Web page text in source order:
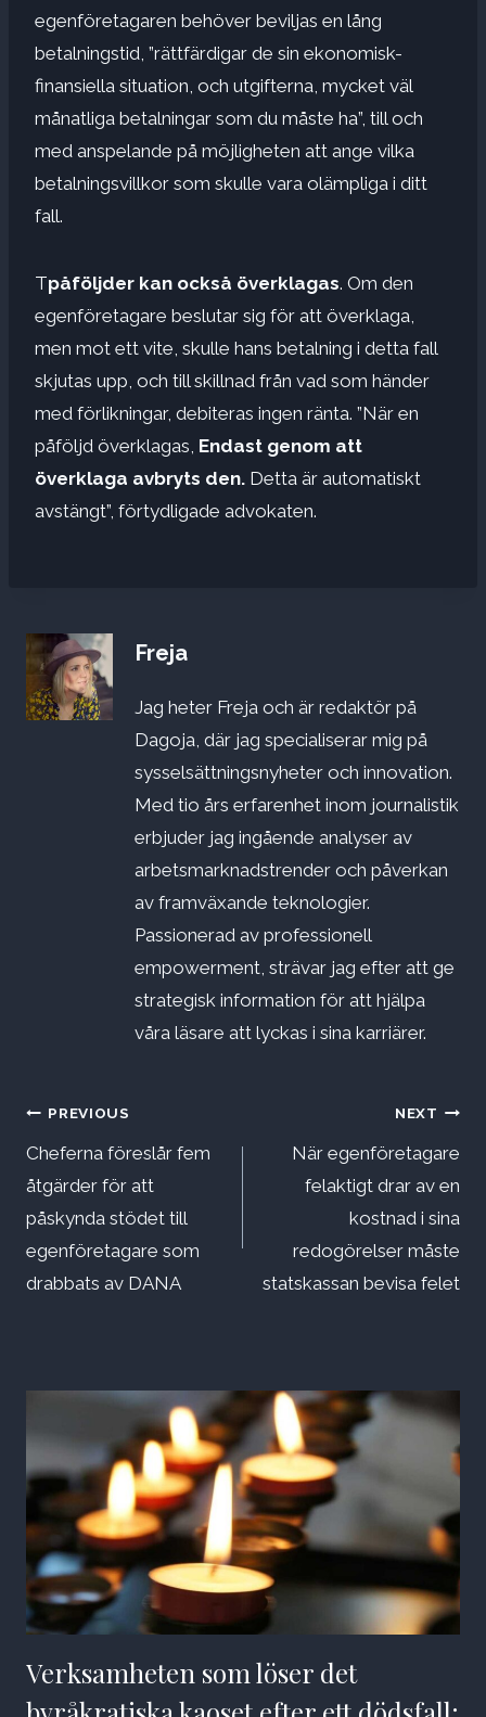
egenföretagaren behöver beviljas en lång
betalningstid, ”rättfärdigar de sin ekonomisk-
finansiella situation, och utgifterna, mycket väl
månatliga betalningar som du måste ha”, till och
med anspelande på möjligheten att ange vilka
betalningsvillkor som skulle vara olämpliga i ditt
fall.
Tpåföljder kan också överklagas. Om den
egenföretagare beslutar sig för att överklaga,
men mot ett vite, skulle hans betalning i detta fall
skjutas upp, och till skillnad från vad som händer
med förlikningar, debiteras ingen ränta. ”När en
påföljd överklagas, Endast genom att
överklaga avbryts den. Detta är automatiskt
avstängt”, förtydligade advokaten.
Freja
Jag heter Freja och är redaktör på
Dagoja, där jag specialiserar mig på
sysselsättningsnyheter och innovation.
Med tio års erfarenhet inom journalistik
erbjuder jag ingående analyser av
arbetsmarknadstrender och påverkan
av framväxande teknologier.
Passionerad av professionell
empowerment, strävar jag efter att ge
strategisk information för att hjälpa
våra läsare att lyckas i sina karriärer.
Inläggsnavigering
PREVIOUS
Cheferna föreslår fem
åtgärder för att
påskynda stödet till
egenföretagare som
drabbats av DANA
NEXT
När egenföretagare
felaktigt drar av en
kostnad i sina
redogörelser måste
statskassan bevisa felet
Verksamheten som löser det